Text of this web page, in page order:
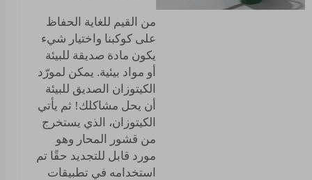
من القيم للغاية الحفاظ
على كوكبنا واختيار شيء
يكون مادة صديقة للبيئة
أو مواد بيئية. يمكن لمورّد
الكيتوزان الصديق للبيئة
أن يحل مشاكلك! ثم يأتي
الكيتوزان، الذي يستخرج
من قشور المحار وهو
مورد قابل للتجديد حقًا تم
استخدامه في تطبيقات